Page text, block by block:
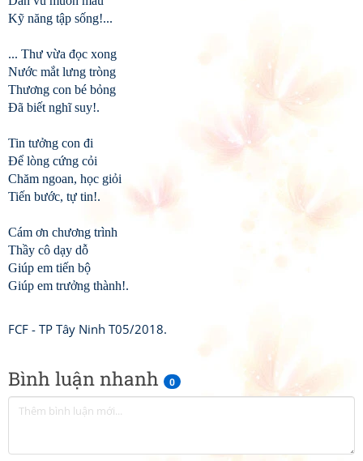
Bình luận nhanh 0
Kỹ năng tập sống!...
... Thư vừa đọc xong
Nước mắt lưng tròng
Thương con bé bỏng
Đã biết nghĩ suy!.
Tin tưởng con đi
Để lòng cứng cỏi
Chăm ngoan, học giỏi
Tiến bước, tự tin!.
Cám ơn chương trình
Thầy cô dạy dỗ
Giúp em tiến bộ
Giúp em trưởng thành!.
FCF - TP Tây Ninh T05/2018.